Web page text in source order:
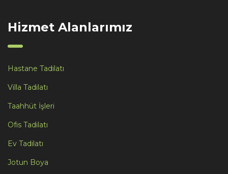
Hizmet Alanlarımız
Hastane Tadilatı
Villa Tadilatı
Taahhüt İşleri
Ofis Tadilatı
Ev Tadilatı
Jotun Boya